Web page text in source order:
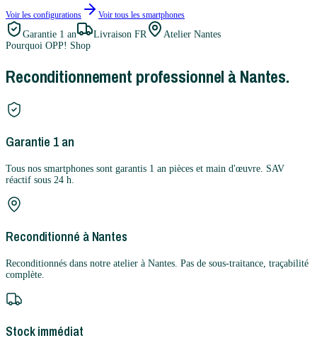
Voir les configurations Voir tous les smartphones
Garantie 1 an Livraison FR
Atelier Nantes
Pourquoi OPP! Shop
Reconditionnement professionnel à Nantes.
Garantie 1 an
Tous nos smartphones sont garantis 1 an pièces et main d'œuvre. SAV
réactif sous 24 h.
Reconditionné à Nantes
Reconditionnés dans notre atelier à Nantes. Pas de sous-traitance, traçabilité
complète.
Stock immédiat